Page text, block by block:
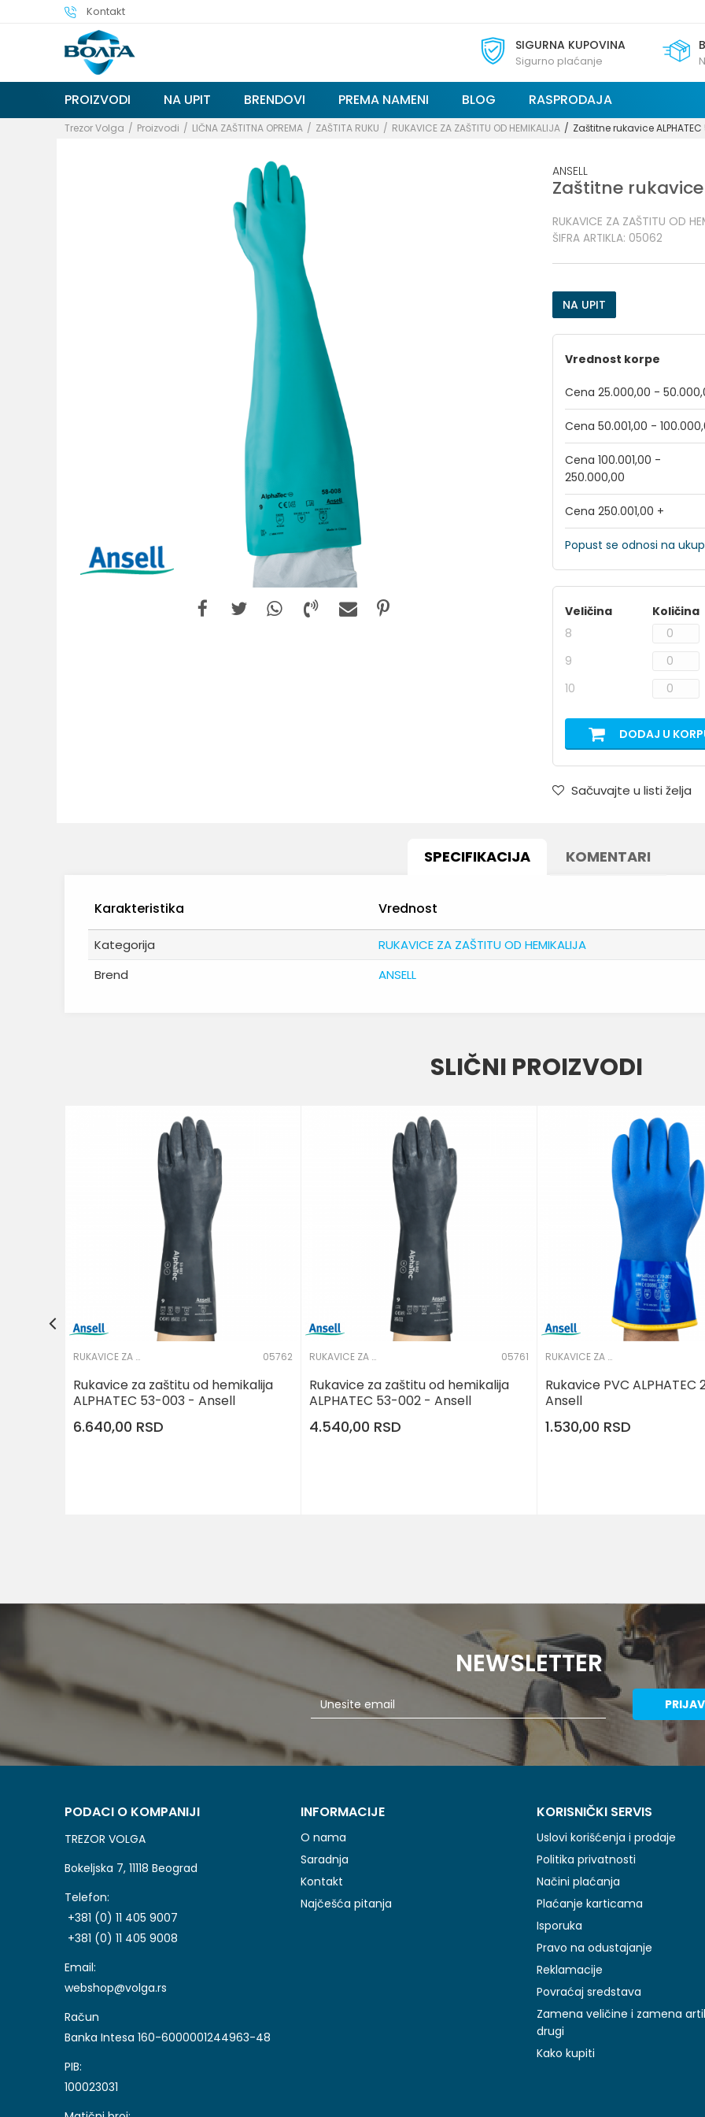
Kontakt
SIGURNA KUPOVINA
Sigurno plaćanje
PROIZVODI NA UPIT BRENDOVI PREMA NAMENI BLOG RASPRODAJA
Trezor Volga Proizvodi LIČNA ZAŠTITNA OPREMA ZAŠTITA RUKU RUKAVICE ZA ZAŠTITU OD HEMIKALIJA Zaštitne rukavice
ANSELL
Zaštitne
RUKAVICE ZA ZAŠTITU OD
ŠIFRA ARTIKLA: 05062
NA UPIT
Vrednost korpe
Cena 25.000,00 -
Cena 50.001,00 -
Cena 100.001,00 -
250.000,00
Cena 250.001,00 +
Popust se odnosi na
Veličina
Količina
8
9
10
DODAJ U
Sačuvajte u listi želja
SPECIFIKACIJA KOMENTARI
Karakteristika Vrednost
Kategorija
RUKAVICE ZA ZAŠTITU OD HEMIKALIJA
Brend
ANSELL
SLIČNI PROIZVODI
RUKAVICE ZA ZAŠTITU OD HEMIKALIJA 05762
Rukavice za zaštitu od hemikalija
ALPHATEC 53-003 - Ansell
6.640,00 RSD
RUKAVICE ZA ZAŠTITU OD HEMIKALIJA 05761
Rukavice za zaštitu od hemikalija
ALPHATEC 53-002 - Ansell
4.540,00 RSD
RUKAVICE ZA ZAŠTITU OD HEMIKALIJA
Rukavice PVC
Ansell
1.530,00 RSD
NEWSLETTER
PODACI O KOMPANIJI
TREZOR VOLGA
Bokeljska 7, 11118 Beograd
Telefon:
+381 (0) 11 405 9007
+381 (0) 11 405 9008
Email:
webshop@volga.rs
Račun
Banka Intesa 160-6000001244963-48
PIB:
100023031
INFORMACIJE
O nama
Saradnja
Kontakt
Najčešća pitanja
KORISNIČKI SERVIS
Uslovi korišćenja i prodaje
Politika privatnosti
Načini plaćanja
Plaćanje karticama
Isporuka
Pravo na odustajanje
Reklamacije
Povraćaj sredstava
Zamena veličine i zamena
drugi
Kako kupiti